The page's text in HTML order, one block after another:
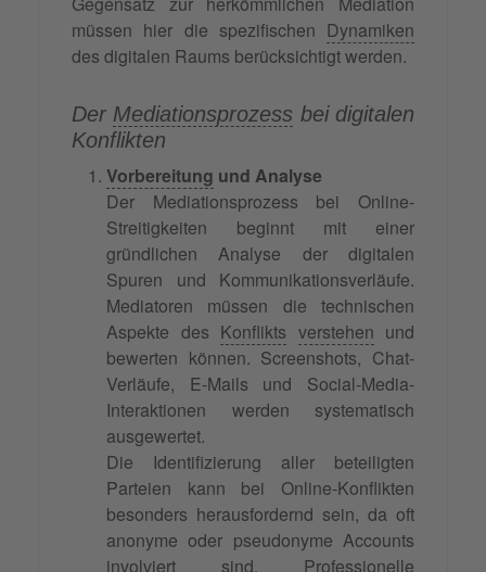
müssen hier die spezifischen Dynamiken
des digitalen Raums berücksichtigt werden.
Der Mediationsprozess bei digitalen
Konflikten
Vorbereitung und Analyse
Der Mediationsprozess bei Online-
Streitigkeiten beginnt mit einer
gründlichen Analyse der digitalen
Spuren und Kommunikationsverläufe.
Mediatoren müssen die technischen
Aspekte des Konflikts verstehen und
bewerten können. Screenshots, Chat-
Verläufe, E-Mails und Social-Media-
Interaktionen werden systematisch
ausgewertet.
Die Identifizierung aller beteiligten
Parteien kann bei Online-Konflikten
besonders herausfordernd sein, da oft
anonyme oder pseudonyme Accounts
involviert sind. Professionelle